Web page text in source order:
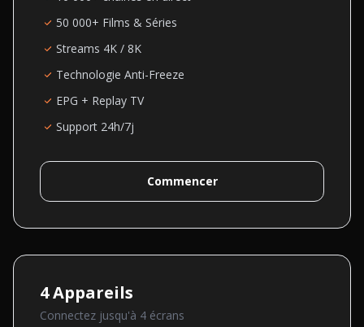
50 000+ Films & Séries
Streams 4K / 8K
Technologie Anti-Freeze
EPG + Replay TV
Support 24h/7j
Commencer
4Appareils
Connectez jusqu'à 4 écrans